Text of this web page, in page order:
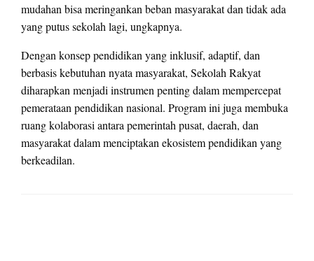
mudahan bisa meringankan beban masyarakat dan tidak ada
yang putus sekolah lagi, ungkapnya.
Dengan konsep pendidikan yang inklusif, adaptif, dan
berbasis kebutuhan nyata masyarakat, Sekolah Rakyat
diharapkan menjadi instrumen penting dalam mempercepat
pemerataan pendidikan nasional. Program ini juga membuka
ruang kolaborasi antara pemerintah pusat, daerah, dan
masyarakat dalam menciptakan ekosistem pendidikan yang
berkeadilan.